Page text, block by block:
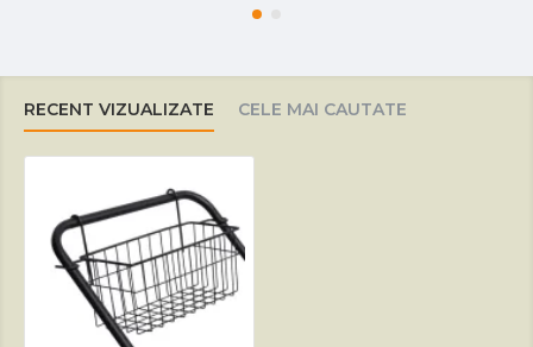
RECENT VIZUALIZATE CELE MAI CAUTATE